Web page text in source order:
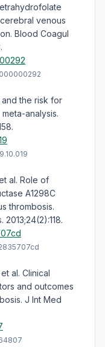
venous
Blood Coagul
and the risk for
analysis.
al. Role of
A1298C
thrombosis.
al. Clinical
and outcomes
J Int Med